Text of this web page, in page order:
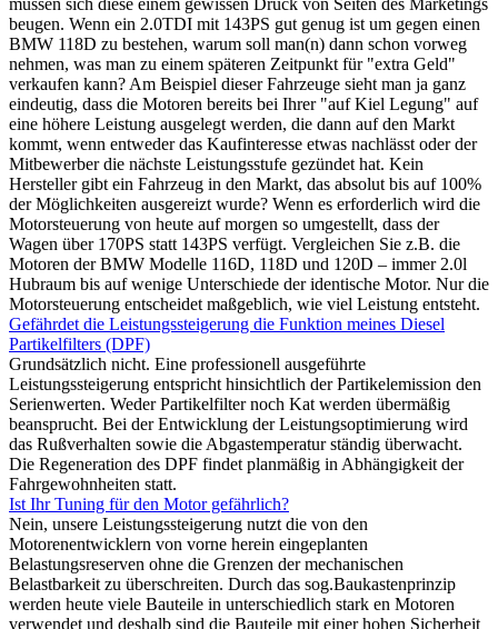
beugen. Wenn ein 2.0TDI mit 143PS gut genug ist um gegen einen
BMW 118D zu bestehen, warum soll man(n) dann schon vorweg
nehmen, was man zu einem späteren Zeitpunkt für "extra Geld"
verkaufen kann? Am Beispiel dieser Fahrzeuge sieht man ja ganz
eindeutig, dass die Motoren bereits bei Ihrer "auf Kiel Legung" auf
eine höhere Leistung ausgelegt werden, die dann auf den Markt
kommt, wenn entweder das Kaufinteresse etwas nachlässt oder der
Mitbewerber die nächste Leistungsstufe gezündet hat. Kein
Hersteller gibt ein Fahrzeug in den Markt, das absolut bis auf 100%
der Möglichkeiten ausgereizt wurde? Wenn es erforderlich wird die
Motorsteuerung von heute auf morgen so umgestellt, dass der
Wagen über 170PS statt 143PS verfügt. Vergleichen Sie z.B. die
Motoren der BMW Modelle 116D, 118D und 120D – immer 2.0l
Hubraum bis auf wenige Unterschiede der identische Motor. Nur die
Motorsteuerung entscheidet maßgeblich, wie viel Leistung entsteht.
Gefährdet die Leistungssteigerung die Funktion meines Diesel
Partikelfilters (DPF)
Grundsätzlich nicht. Eine professionell ausgeführte
Leistungssteigerung entspricht hinsichtlich der Partikelemission den
Serienwerten. Weder Partikelfilter noch Kat werden übermäßig
beansprucht. Bei der Entwicklung der Leistungsoptimierung wird
das Rußverhalten sowie die Abgastemperatur ständig überwacht.
Die Regeneration des DPF findet planmäßig in Abhängigkeit der
Fahrgewohnheiten statt.
Ist Ihr Tuning für den Motor gefährlich?
Nein, unsere Leistungssteigerung nutzt die von den
Motorenentwicklern von vorne herein eingeplanten
Belastungsreserven ohne die Grenzen der mechanischen
Belastbarkeit zu überschreiten. Durch das sog.Baukastenprinzip
werden heute viele Bauteile in unterschiedlich stark en Motoren
verwendet und deshalb sind die Bauteile mit einer hohen Sicherheit